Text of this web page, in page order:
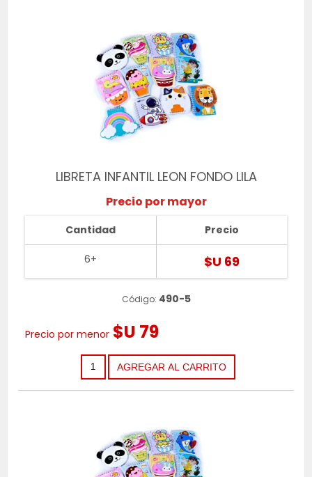
LIBRETA INFANTIL LEON FONDO LILA
Precio por mayor
Cantidad
6+
Precio
$U 69
Código: 490-5
Precio por menor $U 79